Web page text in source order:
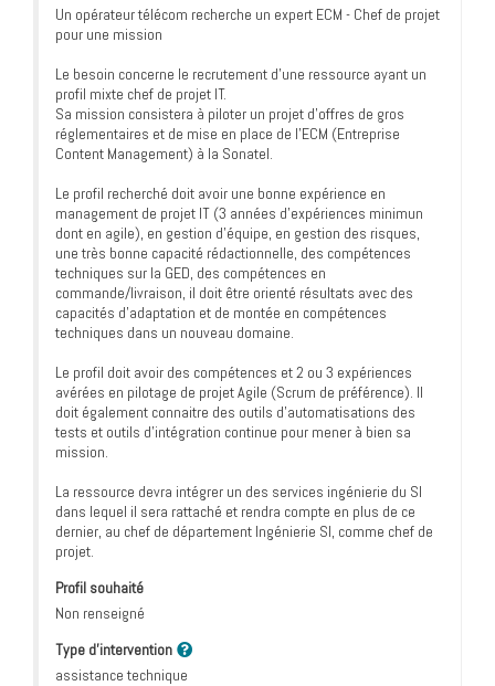
Un opérateur télécom recherche un expert ECM - Chef de projet
pour une mission
Le besoin concerne le recrutement d’une ressource ayant un
profil mixte chef de projet IT.
Sa mission consistera à piloter un projet d’offres de gros
réglementaires et de mise en place de l’ECM (Entreprise
Content Management) à la Sonatel.
Le profil recherché doit avoir une bonne expérience en
management de projet IT (3 années d’expériences minimun
dont en agile), en gestion d’équipe, en gestion des risques,
une très bonne capacité rédactionnelle, des compétences
techniques sur la GED, des compétences en
commande/livraison, il doit être orienté résultats avec des
capacités d’adaptation et de montée en compétences
techniques dans un nouveau domaine.
Le profil doit avoir des compétences et 2 ou 3 expériences
avérées en pilotage de projet Agile (Scrum de préférence). Il
doit également connaitre des outils d’automatisations des
tests et outils d’intégration continue pour mener à bien sa
mission.
La ressource devra intégrer un des services ingénierie du SI
dans lequel il sera rattaché et rendra compte en plus de ce
dernier, au chef de département Ingénierie SI, comme chef de
projet.
Profil souhaité
Non renseigné
Type d'intervention
assistance technique